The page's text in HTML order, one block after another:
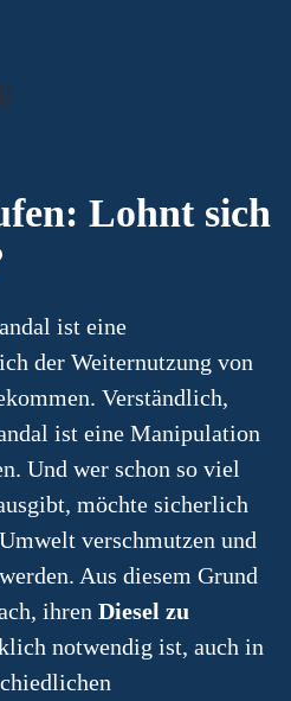
Lohnt sich
ist eine
der Weiternutzung von
Verständlich,
ist eine Manipulation
Und wer schon so viel
möchte sicherlich
verschmutzen und
Aus diesem Grund
ihren Diesel zu
notwendig ist, auch in